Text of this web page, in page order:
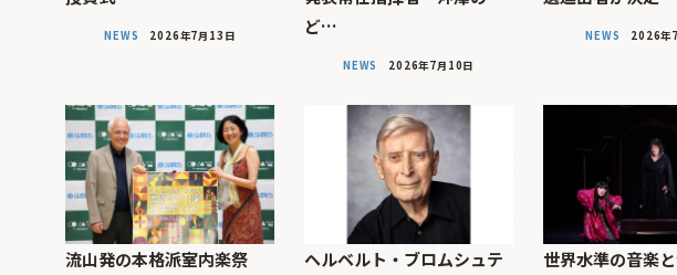
NEWS 2026年7月13日
ど…
NEWS 2026年7月10日
NEWS 2026年
流山発の本格派室内楽祭
ヘルベルト・ブロムシュテ
世界水準の音楽